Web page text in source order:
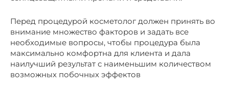
Перед процедурой косметолог должен принять во
внимание множество факторов и задать все
необходимые вопросы, чтобы процедура была
максимально комфортна для клиента и дала
наилучший результат с наименьшим количеством
возможных побочных эффектов